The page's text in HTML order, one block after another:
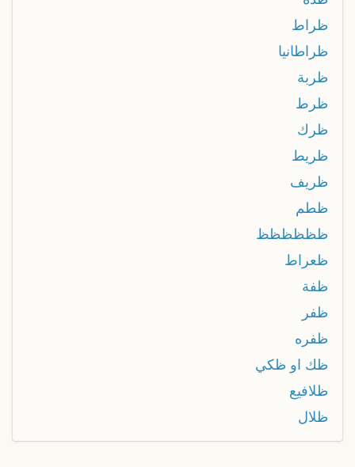
ظراط
ظراطانيا
ظربة
ظرط
ظرك
ظريط
ظريف
ظطم
ظظظظظظ
ظعراط
ظفة
ظفر
ظفره
ظك او ظكي
ظلافيع
ظلال